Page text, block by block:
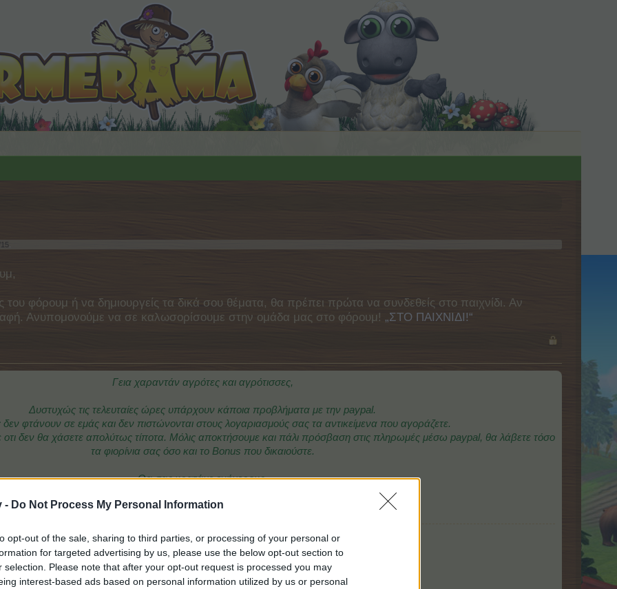
- Do Not Process My Personal Information
opt-out of the sale, sharing to third parties, or processing of your personal or
for targeted advertising by us, please use the below opt-out section to
selection. Please note that after your opt-out request is processed you may
interest-based ads based on personal information utilized by us or personal
του φόρουμ ή να δημιουργείς τα δικά σου θέματα, θα πρέπει πρώτα να συνδεθείς στο παιχνίδι. Αν
Ανυπομονούμε να σε καλωσορίσουμε στην ομάδα μας στο φόρουμ! „ΣΤΟ ΠΑΙΧΝΙΔΙ!“
Γεια χαραντάν αγρότες και αγρότισσες,
Δυστυχώς τις τελευταίες ώρες υπάρχουν κάποια προβλήματα με την paypal.
φτάνουν σε εμάς και δεν πιστώνονται στους λογαριασμούς σας τα αντικείμενα που αγοράζετε.
δεν θα χάσετε απολύτως τίποτα. Μόλις αποκτήσουμε και πάλι πρόσβαση στις πληρωμές μέσω paypal, θα λάβετε τόσο
τα φιορίνια σας όσο και το Bonus που δικαιούστε.
Θα σας κρατάμε ενήμερους.
Η ομάδα του FARMERAMA